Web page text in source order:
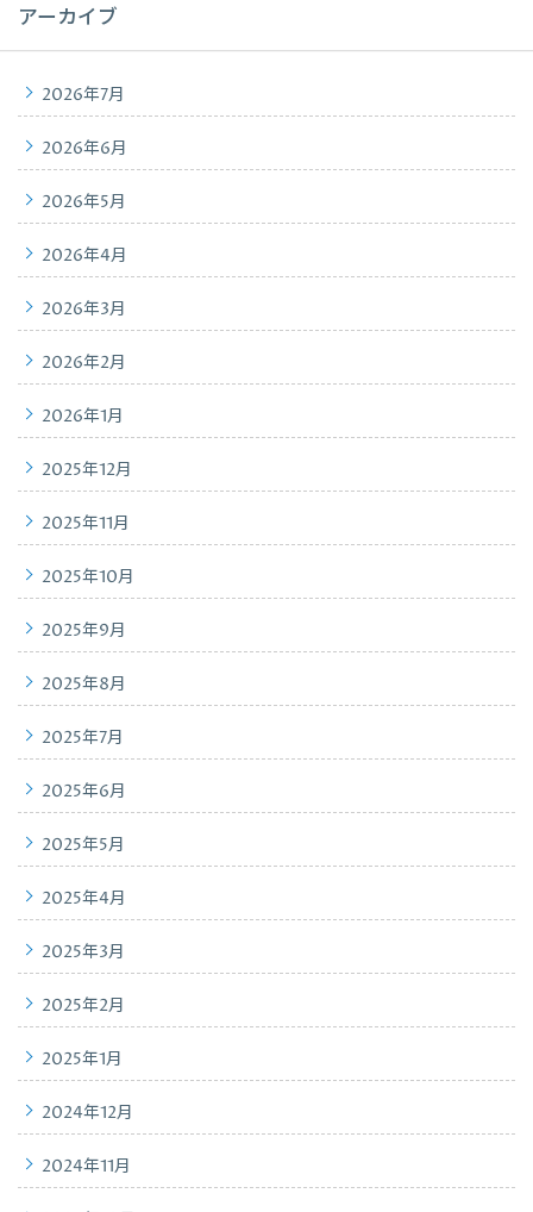
アーカイブ
2026年7月
2026年6月
2026年5月
2026年4月
2026年3月
2026年2月
2026年1月
2025年12月
2025年11月
2025年10月
2025年9月
2025年8月
2025年7月
2025年6月
2025年5月
2025年4月
2025年3月
2025年2月
2025年1月
2024年12月
2024年11月